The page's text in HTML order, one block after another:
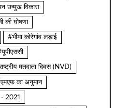
उन्मुख विकास
की घोषणा
#भीमा कोरेगांव लड़ाई
मतदाता दिवस (NVD)
का अनुमान
2021